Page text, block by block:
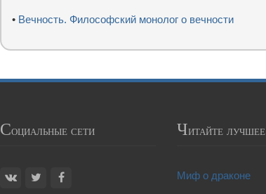
• Вечность. Философский монолог о вечности
Социальные сети Читайте лучшее
Миф о драконе